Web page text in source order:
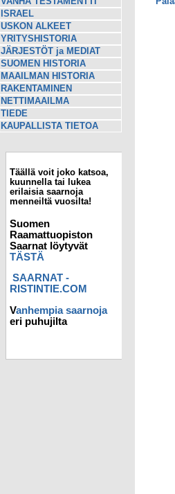
ISRAEL
USKON ALKEET
YRITYSHISTORIA
JÄRJESTÖT ja MEDIAT
SUOMEN HISTORIA
MAAILMAN HISTORIA
RAKENTAMINEN
NETTIMAAILMA
TIEDE
KAUPALLISTA TIETOA
Täällä voit joko katsoa,
kuunnella tai lukea
erilaisia saarnoja
menneiltä vuosilta!
Suomen
Raamattuopiston
Saarnat löytyvät
TÄSTÄ
SAARNAT -
RISTINTIE.COM
Vanhempia saarnoja
eri puhujilta